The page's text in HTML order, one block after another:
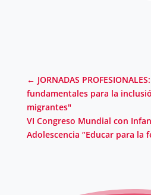
← JORNADAS
fundamentales para la
migrantes"
VI Congreso Mundial con
Adolescencia “Educar para la